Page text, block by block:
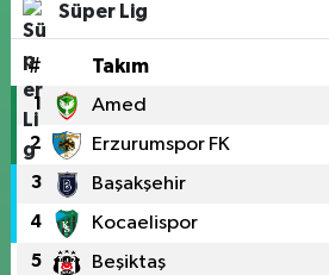
Süper Lig
# Takım
1 Amed
2 Erzurumspor FK
3 Başakşehir
4 Kocaelispor
5 Beşiktaş